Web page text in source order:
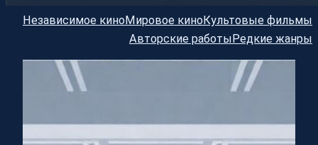
Независимое киноМировое киноКультовые фильмы
Авторские работыРедкие жанры